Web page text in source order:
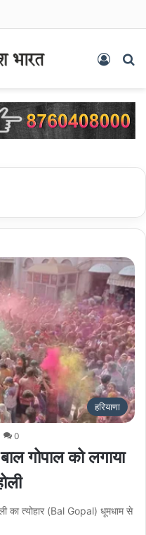
Log In
हरियाणा
0
गोपाल को लगाया
का त्योहार (Bal Gopal) धूमधाम से